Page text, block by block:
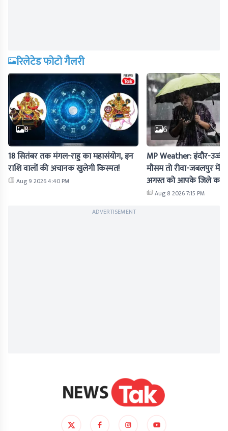
रिलेटेड फोटो गैलरी
8
18 सितंबर तक मंगल-राहु का महासंयोग, इन
राशि वालों की अचानक खुलेगी किस्मत!
Aug 9 2026 4:40 PM
6
MP Weather: इंदौर-
मौसम तो रीवा-जबलपुर में
अगस्त को आपके जिले का
Aug 8 2026 7:15 PM
ADVERTISEMENT